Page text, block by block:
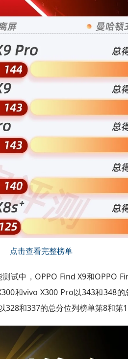
点击查看完整榜单
试中，OPPO Find X9和OPPO
和vivo X300 Pro以343和348
和337的总分位列榜单第8和第